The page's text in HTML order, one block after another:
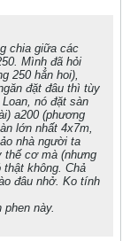
chia giữa các
Mình đã hỏi
250 hẳn hoi),
đặt đâu thì tùy
nó đặt sàn
a200 (phương
lớn nhất 4x7m,
nhà người ta
thế cơ mà (nhưng
không. Chả
đâu nhở. Ko tính
này.